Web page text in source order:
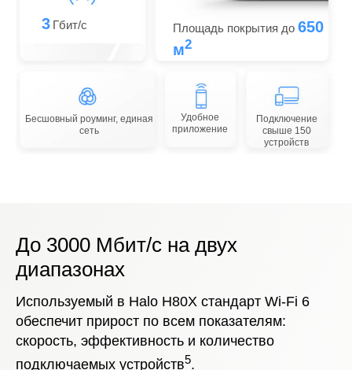
3 Гбит/с Площадь покрытия до 650
м2
Бесшовный роуминг, единая
сеть
Удобное
приложение
Подключение
свыше 150
устройств
До 3000 Мбит/с на двух
диапазонах
Используемый в Halo H80X стандарт Wi-Fi 6
обеспечит прирост по всем показателям:
скорость, эффективность и количество
подключаемых устройств5.